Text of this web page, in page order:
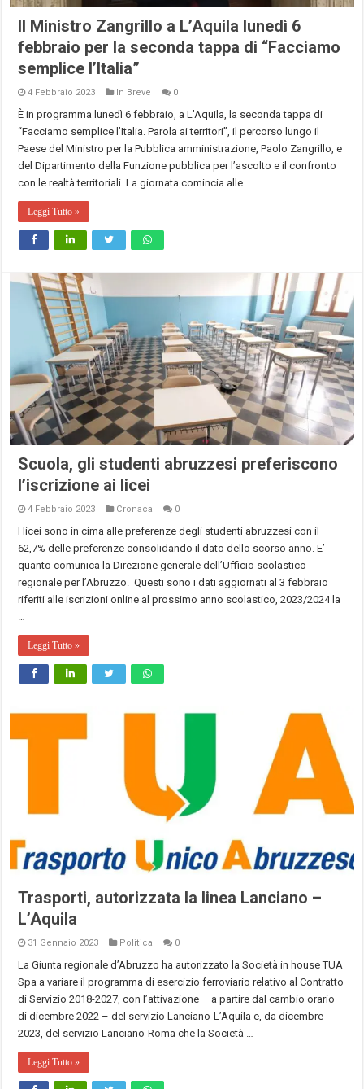
Il Ministro Zangrillo a L’Aquila lunedì 6
febbraio per la seconda tappa di “Facciamo
semplice l’Italia”
4 Febbraio 2023 In Breve 0
È in programma lunedì 6 febbraio, a L’Aquila, la seconda tappa di
“Facciamo semplice l’Italia. Parola ai territori”, il percorso lungo il
Paese del Ministro per la Pubblica amministrazione, Paolo Zangrillo, e
del Dipartimento della Funzione pubblica per l’ascolto e il confronto
con le realtà territoriali. La giornata comincia alle …
Leggi Tutto »
Scuola, gli studenti abruzzesi preferiscono
l’iscrizione ai licei
4 Febbraio 2023 Cronaca 0
I licei sono in cima alle preferenze degli studenti abruzzesi con il
62,7% delle preferenze consolidando il dato dello scorso anno. E’
quanto comunica la Direzione generale dell’Ufficio scolastico
regionale per l’Abruzzo. Questi sono i dati aggiornati al 3 febbraio
riferiti alle iscrizioni online al prossimo anno scolastico, 2023/2024 la
…
Leggi Tutto »
Trasporti, autorizzata la linea Lanciano –
L’Aquila
31 Gennaio 2023 Politica 0
La Giunta regionale d’Abruzzo ha autorizzato la Società in house TUA
Spa a variare il programma di esercizio ferroviario relativo al Contratto
di Servizio 2018-2027, con l’attivazione – a partire dal cambio orario
di dicembre 2022 – del servizio Lanciano-L’Aquila e, da dicembre
2023, del servizio Lanciano-Roma che la Società …
Leggi Tutto »